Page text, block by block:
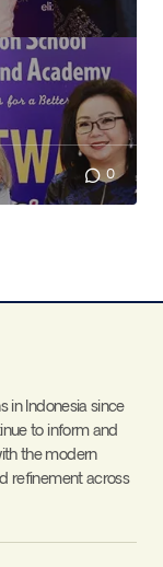
0
in Indonesia since
to inform and
the modern
refinement across